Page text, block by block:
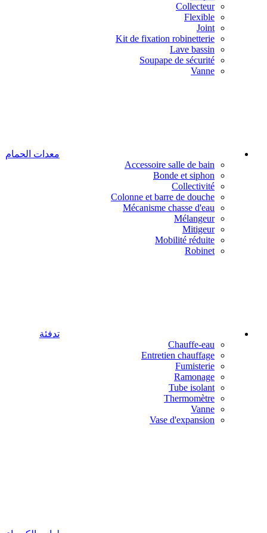
Collecteur
Flexible
Joint
Kit de fixation robinetterie
Lave bassin
Soupape de sécurité
Vanne
معدات الحمام
Accessoire salle de bain
Bonde et siphon
Collectivité
Colonne et barre de douche
Mécanisme chasse d'eau
Mélangeur
Mitigeur
Mobilité réduite
Robinet
تدفئة
Chauffe-eau
Entretien chauffage
Fumisterie
Ramonage
Tube isolant
Thermomètre
Vanne
Vase d'expansion